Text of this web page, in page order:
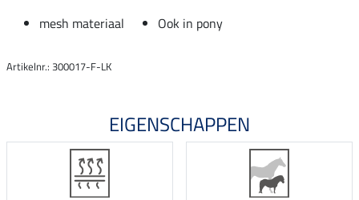
mesh materiaal
Ook in pony
Artikelnr.: 300017-F-LK
EIGENSCHAPPEN